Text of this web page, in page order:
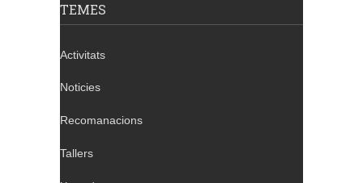
TEMES
Activitats
Noticies
Recomanacions
Tallers